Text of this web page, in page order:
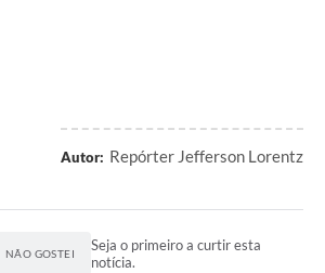
Autor: Repórter Jefferson Lorentz
NÃO GOSTEI
Seja o primeiro a curtir esta
notícia.